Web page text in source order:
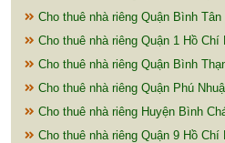
Cho thuê nhà riêng Quận Bình
Cho thuê nhà riêng Quận 1 Hồ Chí
Cho thuê nhà riêng Quận Bình
Cho thuê nhà riêng Quận Phú
Cho thuê nhà riêng Huyện Bình
Cho thuê nhà riêng Quận 9 Hồ Chí